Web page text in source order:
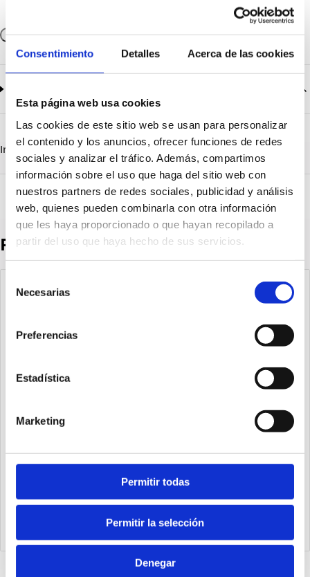
Consentimiento Detalles Acerca de las cookies
Esta página web usa cookies
Las cookies de este sitio web se usan para personalizar
el contenido y los anuncios, ofrecer funciones de redes
sociales y analizar el tráfico. Además, compartimos
información sobre el uso que haga del sitio web con
nuestros partners de redes sociales, publicidad y análisis
web, quienes pueden combinarla con otra información
que les haya proporcionado o que hayan recopilado a
partir del uso que haya hecho de sus servicios.
Necesarias
Preferencias
Estadística
Marketing
Permitir todas
Permitir la selección
Denegar
Añadir a la cesta
CatalogoGeneral-EN.pdf
Descargar
Serie_1000.pdf
Descargar
Información destacadaDetalles técnicos Vista 3D
Productos destacados
Cilindro Ecompact Ø25 carrera 20 versión vástago pasante